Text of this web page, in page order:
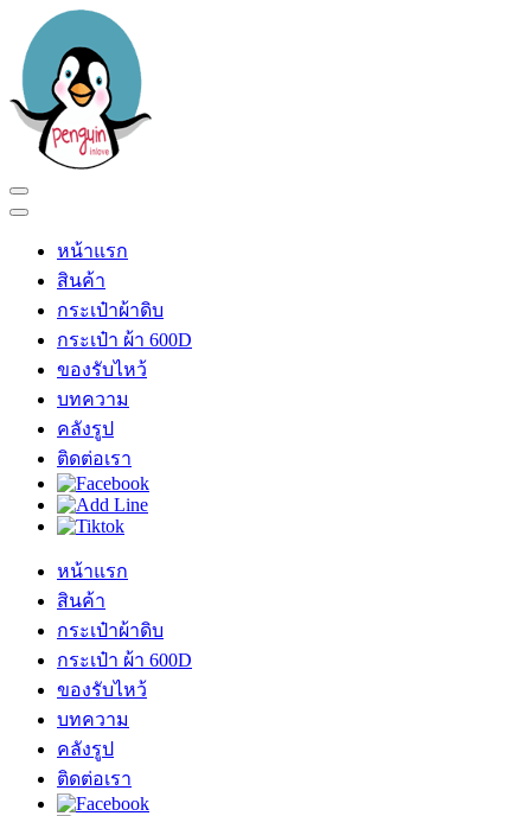
content
(Press
Enter)
เพนกวินอินเลิฟ
ร้าน เพนกวินอินเลิฟ
หน้าแรก
สินค้า
กระเป๋าผ้าดิบ
กระเป๋า ผ้า 600D
ของรับไหว้
บทความ
คลังรูป
ติดต่อเรา
หน้าแรก
สินค้า
กระเป๋าผ้าดิบ
กระเป๋า ผ้า 600D
ของรับไหว้
บทความ
คลังรูป
ติดต่อเรา